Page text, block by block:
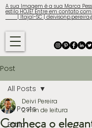
A sua Imagem é a sua Marca
estilo HOJE! Entre em contato
| Itajaí-SC |
Post
All Posts
Estilo
All Posts
Conheça o
Deivi Pereira
2 min de leitura